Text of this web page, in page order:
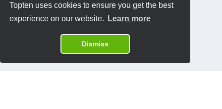
Topten uses cookies to ensure you get the best
experience on our website.
Learn more
Dismiss